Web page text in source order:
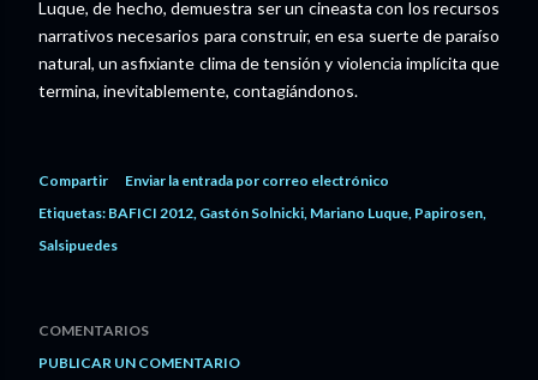
Luque, de hecho, demuestra ser un cineasta con los recursos
narrativos necesarios para construir, en esa suerte de paraíso
natural, un asfixiante clima de tensión y violencia implícita que
termina, inevitablemente, contagiándonos.
Compartir
Enviar la entrada por correo electrónico
Etiquetas: BAFICI 2012 Gastón Solnicki Mariano Luque Papirosen
Salsipuedes
COMENTARIOS
PUBLICAR UN COMENTARIO